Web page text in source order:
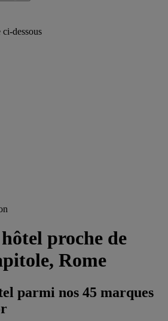
dessous
proche de
Rome
parmi nos 45 marques